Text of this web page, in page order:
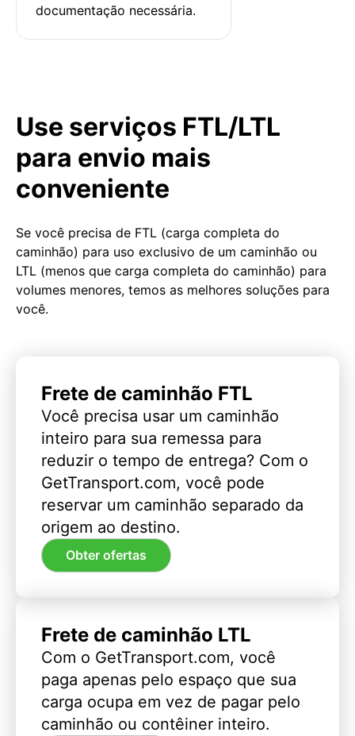
documentação necessária.
Use serviços FTL/LTL
para envio mais
conveniente
Se você precisa de FTL (carga completa do
caminhão) para uso exclusivo de um caminhão ou
LTL (menos que carga completa do caminhão) para
volumes menores, temos as melhores soluções para
você.
Frete de caminhão FTL
Você precisa usar um caminhão
inteiro para sua remessa para
reduzir o tempo de entrega? Com o
GetTransport.com, você pode
reservar um caminhão separado da
origem ao destino.
Obter ofertas
Frete de caminhão LTL
Com o GetTransport.com, você
paga apenas pelo espaço que sua
carga ocupa em vez de pagar pelo
caminhão ou contêiner inteiro.